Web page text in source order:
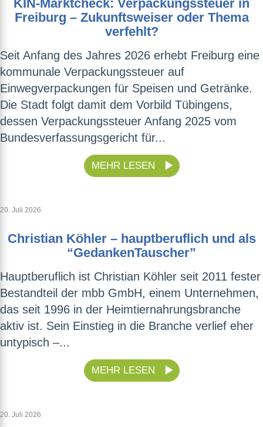
KIN-Marktcheck: Verpackungssteuer in
Freiburg – Zukunftsweiser oder Thema
verfehlt?
Seit Anfang des Jahres 2026 erhebt Freiburg eine
kommunale Verpackungssteuer auf
Einwegverpackungen für Speisen und Getränke.
Die Stadt folgt damit dem Vorbild Tübingens,
dessen Verpackungssteuer Anfang 2025 vom
Bundesverfassungsgericht für...
MEHR LESEN
20. Juli 2026
Christian Köhler – hauptberuflich und als
“GedankenTauscher”
Hauptberuflich ist Christian Köhler seit 2011 fester
Bestandteil der mbb GmbH, einem Unternehmen,
das seit 1996 in der Heimtiernahrungsbranche
aktiv ist. Sein Einstieg in die Branche verlief eher
untypisch –...
MEHR LESEN
20. Juli 2026